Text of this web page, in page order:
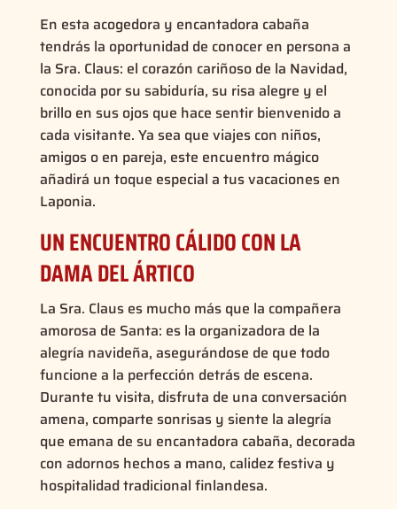
En esta acogedora y encantadora cabaña
tendrás la oportunidad de conocer en persona a
la Sra. Claus: el corazón cariñoso de la Navidad,
conocida por su sabiduría, su risa alegre y el
brillo en sus ojos que hace sentir bienvenido a
cada visitante. Ya sea que viajes con niños,
amigos o en pareja, este encuentro mágico
añadirá un toque especial a tus vacaciones en
Laponia.
UN ENCUENTRO CÁLIDO CON LA
DAMA DEL ÁRTICO
La Sra. Claus es mucho más que la compañera
amorosa de Santa: es la organizadora de la
alegría navideña, asegurándose de que todo
funcione a la perfección detrás de escena.
Durante tu visita, disfruta de una conversación
amena, comparte sonrisas y siente la alegría
que emana de su encantadora cabaña, decorada
con adornos hechos a mano, calidez festiva y
hospitalidad tradicional finlandesa.